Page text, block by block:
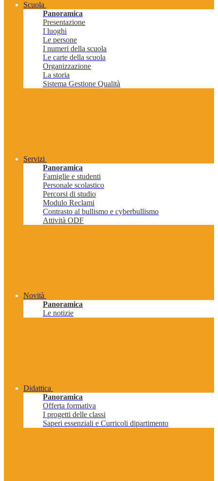
Scuola
Panoramica
Presentazione
I luoghi
Le persone
I numeri della scuola
Le carte della scuola
Organizzazione
La storia
Sistema Gestione Qualità
Servizi
Panoramica
Famiglie e studenti
Personale scolastico
Percorsi di studio
Modulo Reclami
Contrasto al bullismo e cyberbullismo
Attività ODF
Novità
Panoramica
Le notizie
Didattica
Panoramica
Offerta formativa
I progetti delle classi
Saperi essenziali e Curricoli dipartimento